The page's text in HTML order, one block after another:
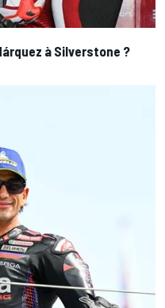
à Silverstone ?